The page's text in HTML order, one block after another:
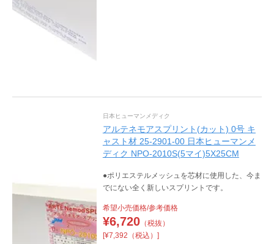
日本ヒューマンメディク
アルテネモアスプリント(カット) 0号 キ
ャスト材 25-2901-00 日本ヒューマンメ
ディク NPO-2010S(5マイ)5X25CM
●ポリエステルメッシュを芯材に使用した、今ま
でにない全く新しいスプリントです。
希望小売価格/参考価格
¥6,720（税抜）
[¥7,392（税込）]